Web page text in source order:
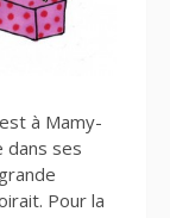
à Mamy-
dans ses
Pour la